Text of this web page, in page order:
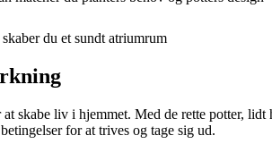
du et sundt atriumrum
skabe liv i hjemmet. Med de rette potter,
for at trives og tage sig ud.